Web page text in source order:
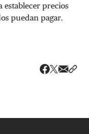
establecer precios
puedan pagar.